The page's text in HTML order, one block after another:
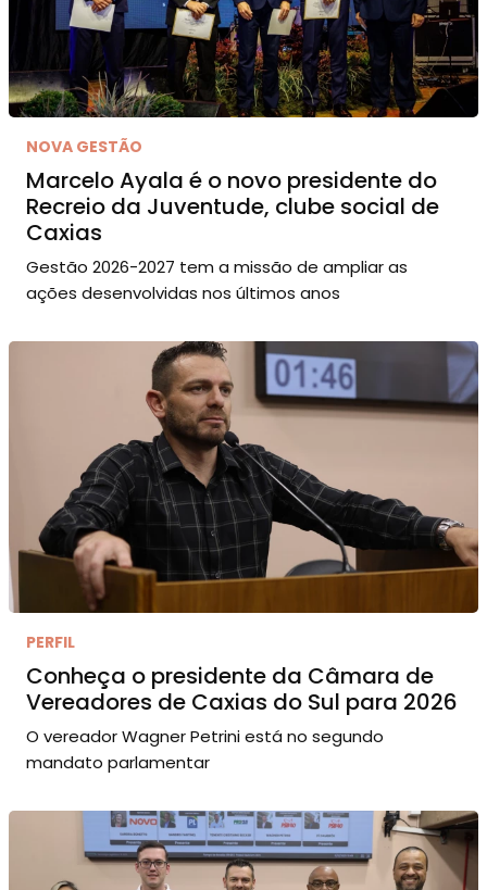
NOVA GESTÃO
Marcelo Ayala é o novo presidente do
Recreio da Juventude, clube social de
Caxias
Gestão 2026-2027 tem a missão de ampliar as
ações desenvolvidas nos últimos anos
PERFIL
Conheça o presidente da Câmara de
Vereadores de Caxias do Sul para 2026
O vereador Wagner Petrini está no segundo
mandato parlamentar